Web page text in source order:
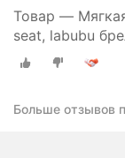
Товар —
seat, labubu
Больше отзывов